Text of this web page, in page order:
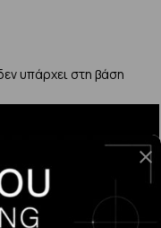
υπάρχει στη βάση